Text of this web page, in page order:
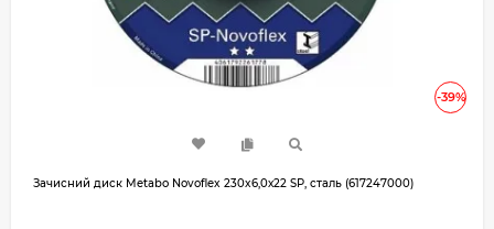
-39%
Зачисний диск Metabo Novoflex 230x6,0х22 SP, сталь (617247000)